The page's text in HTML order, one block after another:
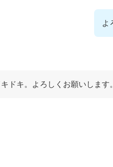
よ
ドキ。よろしくお願いします。